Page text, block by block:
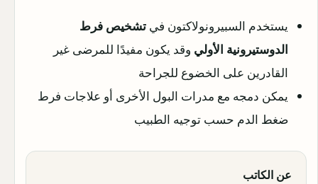
يستخدم السبيرونولاكتون في تشخيص فرط
الدوستيرونية الأولي وقد يكون مفيدًا للمرضى غير
القادرين على الخضوع للجراحة
يمكن دمجه مع مدرات البول الأخرى أو علاجات فرط
ضغط الدم حسب توجيه الطبيب
عن الكاتب